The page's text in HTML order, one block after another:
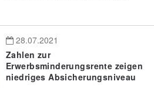
28.07.2021
Zahlen zur
Erwerbsminderungsrente zeigen
niedriges Absicherungsniveau